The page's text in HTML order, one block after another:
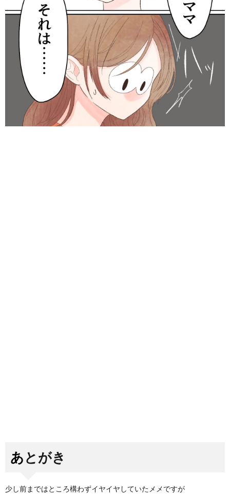
あとがき
少し前まではところ構わずイヤイヤしていたメメですが